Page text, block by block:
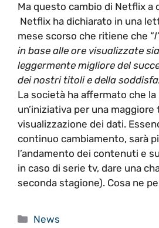
Ma questo cambio di Netflix a
Netflix ha dichiarato in una
mese scorso che ritiene che “
in base alle ore visualizzate
leggermente migliore del
dei nostri titoli e della
La società ha affermato che
un’iniziativa per una
visualizzazione dei dati.
continuo cambiamento, sarà
l’andamento dei contenuti e
in caso di serie tv, dare una
seconda stagione). Cosa ne
Categorie
News